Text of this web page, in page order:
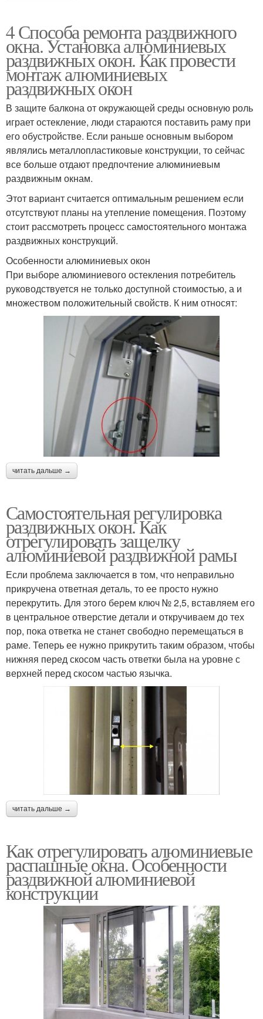
4 Способа ремонта раздвижного
окна. Установка алюминиевых
раздвижных окон. Как провести
монтаж алюминиевых
раздвижных окон
В защите балкона от окружающей среды основную роль
играет остекление, люди стараются поставить раму при
его обустройстве. Если раньше основным выбором
являлись металлопластиковые конструкции, то сейчас
все больше отдают предпочтение алюминиевым
раздвижным окнам.
Этот вариант считается оптимальным решением если
отсутствуют планы на утепление помещения. Поэтому
стоит рассмотреть процесс самостоятельного монтажа
раздвижных конструкций.
Особенности алюминиевых окон
При выборе алюминиевого остекления потребитель
руководствуется не только доступной стоимостью, а и
множеством положительный свойств. К ним относят:
читать дальше →
Самостоятельная регулировка
раздвижных окон. Как
отрегулировать защелку
алюминиевой раздвижной рамы
Если проблема заключается в том, что неправильно
прикручена ответная деталь, то ее просто нужно
перекрутить. Для этого берем ключ № 2,5, вставляем его
в центральное отверстие детали и откручиваем до тех
пор, пока ответка не станет свободно перемещаться в
раме. Теперь ее нужно прикрутить таким образом, чтобы
нижняя перед скосом часть ответки была на уровне с
верхней перед скосом частью язычка.
читать дальше →
Как отрегулировать алюминиевые
распашные окна. Особенности
раздвижной алюминиевой
конструкции